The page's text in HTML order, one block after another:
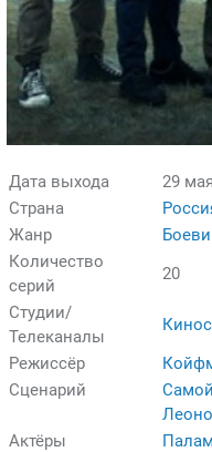
Дата выхода
29
Страна
Жанр
Количество
серий
20
Студии/
Телеканалы
Режиссёр
Сценарий
Актёры